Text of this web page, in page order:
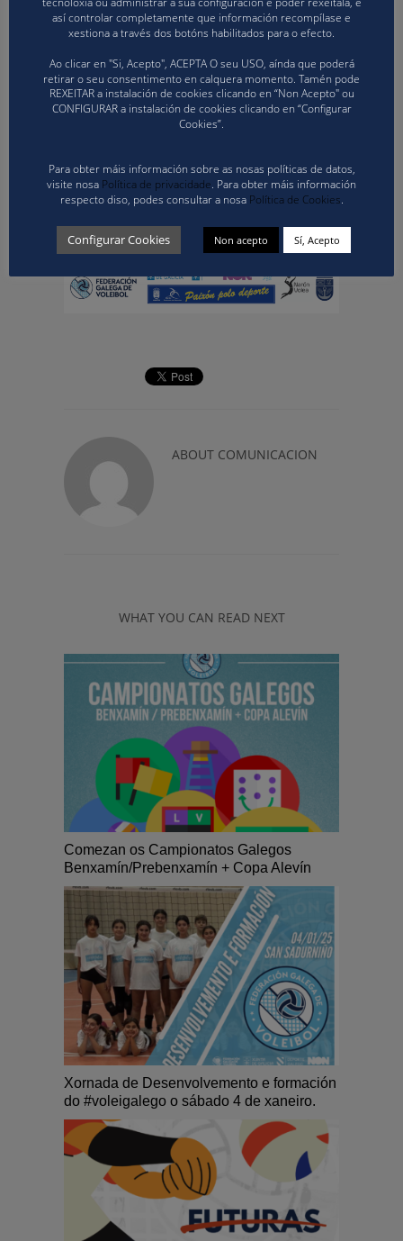
ABOUT COMUNICACION
WHAT YOU CAN READ NEXT
Comezan os Campionatos Galegos
Benxamín/Prebenxamín + Copa Alevín
Xornada de Desenvolvemento e formación
do #voleigalego o sábado 4 de xaneiro.
así controlar completamente que información recompílase e
xestiona a través dos botóns habilitados para o efecto.
Ao clicar en "Si, Acepto", ACEPTA O seu USO, aínda que poderá
retirar o seu consentimento en calquera momento. Tamén pode
REXEITAR a instalación de cookies clicando en “Non Acepto" ou
CONFIGURAR a instalación de cookies clicando en “Configurar
Cookies”.
Para obter máis información sobre as nosas políticas de datos,
visite nosa Política de privacidade. Para obter máis información
respecto diso, podes consultar a nosa Política de Cookies.
Configurar Cookies Non acepto Sí, Acepto